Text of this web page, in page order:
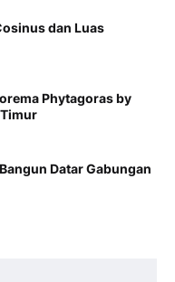
dan Luas
Phytagoras by
Datar Gabungan